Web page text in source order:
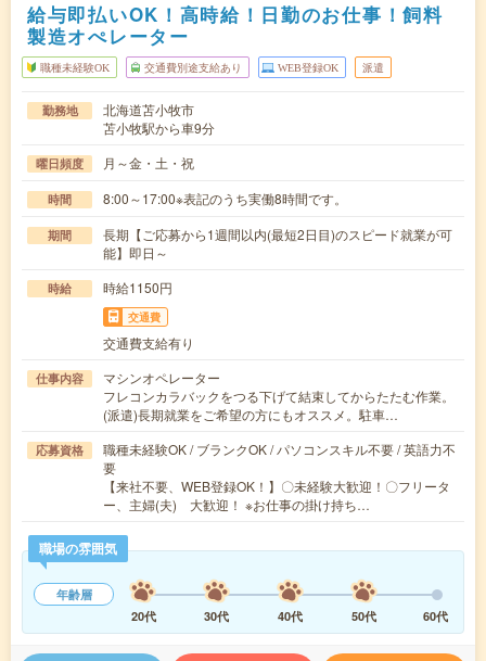
給与即払いOK！高時給！日勤のお仕事！飼料
製造オぺレーター
職種未経験OK 交通費別途支給あり WEB登録OK 派遣
勤務地
北海道苫小牧市
苫小牧駅から車9分
曜日頻度 月～金・土・祝
時間 8:00～17:00※表記のうち実働8時間です。
期間
長期【ご応募から1週間以内(最短2日目)のスピード就業が可
能】即日～
時給 時給1150円
交通費
交通費支給有り
仕事内容
マシンオペレーター
フレコンカラバックをつる下げて結束してからたたむ作業。
(派遣)長期就業をご希望の方にもオススメ。駐車…
応募資格
職種未経験OK / ブランクOK / パソコンスキル不要 / 英語力不
要
【来社不要、WEB登録OK！】〇未経験大歓迎！〇フリータ
ー、主婦(夫) 大歓迎！ ※お仕事の掛け持ち…
職場の雰囲気
年齢層
20代
30代 40代 50代 60代